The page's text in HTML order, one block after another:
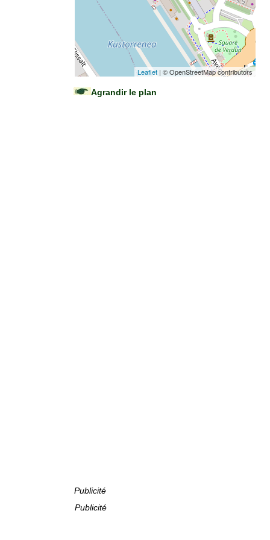
Leaflet | © OpenStreetMap contributors
Agrandir le plan
Publicité
Publicité